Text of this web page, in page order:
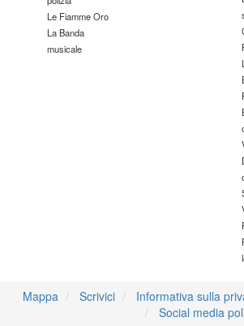
Le Fiamme Oro
La Banda
musicale
Mappa Scrivici
Informativa sulla
Social media